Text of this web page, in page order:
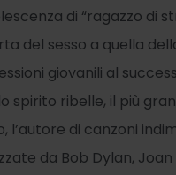
di “ragazzo di
del sesso a quella
giovanili al
spirito ribelle, il più
l’autore di canzoni
da Bob Dylan, Joan